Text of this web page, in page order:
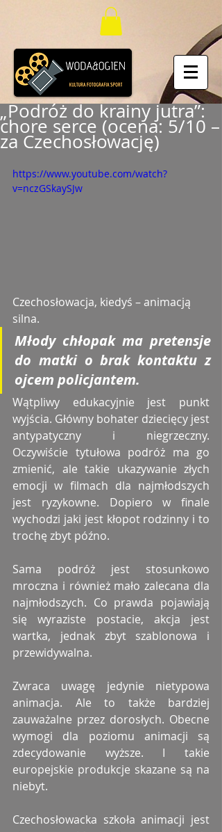
„Podróż do krainy jutra”:
chore serce (ocena: 5/10 –
za Czechosłowację)
https://www.youtube.com/watch?
v=nczGSkaySJw
Czechosłowacja, kiedyś – animacją
silna.
Młody chłopak ma pretensje
do matki o brak kontaktu z
ojcem policjantem.
Wątpliwy edukacyjnie jest punkt
wyjścia. Główny bohater dziecięcy jest
antypatyczny i niegrzeczny.
Oczywiście tytułowa podróż ma go
zmienić, ale takie ukazywanie złych
emocji w filmach dla najmłodszych
jest ryzykowne. Dopiero w finale
wychodzi jaki jest kłopot rodzinny i to
trochę zbyt późno.
Sama podróż jest stosunkowo
mroczna i również mało zalecana dla
najmłodszych. Co prawda pojawiają
się wyraziste postacie, akcja jest
wartka, jednak zbyt szablonowa i
przewidywalna.
Zwraca uwagę jedynie nietypowa
animacja. Ale to także bardziej
zauważalne przez dorosłych. Obecne
wymogi dla poziomu animacji są
zdecydowanie wyższe. I takie
europejskie produkcje skazane są na
niebyt.
Czechosłowacka szkoła animacji jest